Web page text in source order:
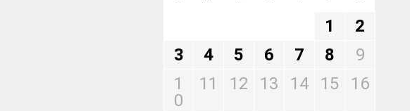
1
2
3
4 5 6 7 8
9
1
0
11 12 13 14 15 16